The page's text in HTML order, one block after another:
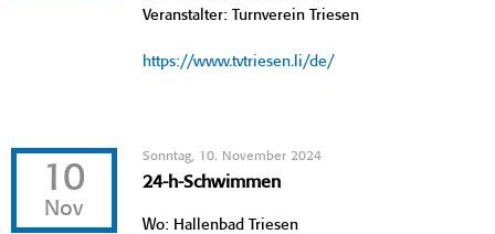
Veranstalter: Turnverein Triesen
https://www.tvtriesen.li/de/
10
Nov
Sonntag, 10. November 2024
24-h-Schwimmen
Wo: Hallenbad Triesen